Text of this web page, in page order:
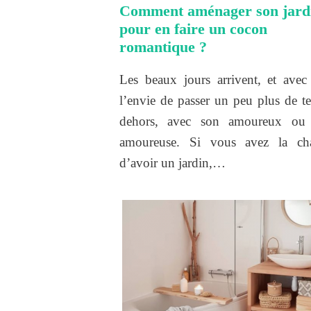
Comment aménager son
pour en faire un cocon
romantique ?
Les beaux jours arrivent, et
l’envie de passer un peu plus de
dehors, avec son amoureux ou
amoureuse. Si vous avez la
d’avoir un jardin,…